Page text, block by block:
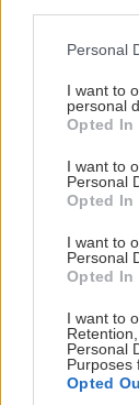
Please note
not limited to
grant or deny
use your data
consent section.
Personal
I want to
personal
Opted In
I want to
Personal
Opted In
I want to
Personal
Opted In
I want to
Personal
Purposes
Opted